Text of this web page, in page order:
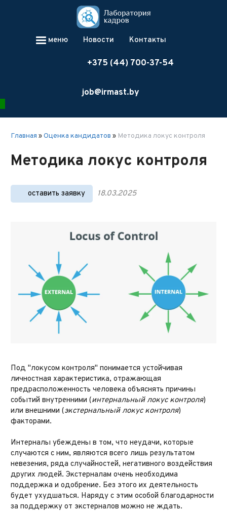
меню Новости Контакты
+375 (44) 700-37-54
job@irmast.by
Главная »Оценка кандидатов » Методика локус контроля
Методика локус контроля
оставить заявку 18.03.2025
Под "локусом контроля" понимается устойчивая
личностная характеристика, отражающая
предрасположенность человека объяснять причины
событий внутренними (интернальный локус контроля)
или внешними (экстернальный локус контроля)
факторами.
Интерналы убеждены в том, что неудачи, которые
случаются с ним, являются всего лишь результатом
невезения, ряда случайностей, негативного воздействия
других людей. Экстерналам очень необходима
поддержка и одобрение. Без этого их деятельность
будет ухудшаться. Наряду с этим особой благодарности
за поддержку от экстерналов можно не ждать.